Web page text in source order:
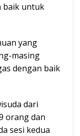
baik untuk
yang
masing
dengan baik
dari
orang dan
sesi kedua